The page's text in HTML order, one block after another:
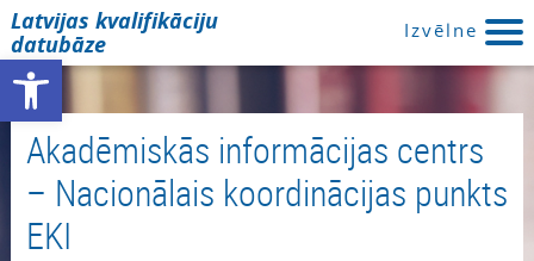
Open toolbar
Latvijas kvalifikāciju
datubāze
Izvēlne
Akadēmiskās informācijas centrs
– Nacionālais koordinācijas punkts
EKI